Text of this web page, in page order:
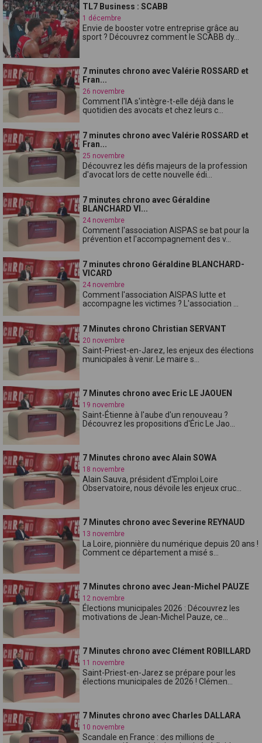
TL7 Business : SCABB
1 décembre
Envie de booster votre entreprise grâce au
sport ? Découvrez comment le SCABB dy...
7 minutes chrono avec Valérie ROSSARD et
Fran...
26 novembre
Comment l'IA s'intègre-t-elle déjà dans le
quotidien des avocats et chez leurs c...
7 minutes chrono avec Valérie ROSSARD et
Fran...
25 novembre
Découvrez les défis majeurs de la profession
d'avocat lors de cette nouvelle édi...
7 minutes chrono avec Géraldine
BLANCHARD VI...
24 novembre
Comment l'association AISPAS se bat pour la
prévention et l'accompagnement des v...
7 minutes chrono Géraldine BLANCHARD-
VICARD
24 novembre
Comment l'association AISPAS lutte et
accompagne les victimes ? L'association ...
7 Minutes chrono Christian SERVANT
20 novembre
Saint-Priest-en-Jarez, les enjeux des élections
municipales à venir. Le maire s...
7 Minutes chrono avec Eric LE JAOUEN
19 novembre
Saint-Étienne à l'aube d'un renouveau ?
Découvrez les propositions d'Éric Le Jao...
7 Minutes chrono avec Alain SOWA
18 novembre
Alain Sauva, président d'Emploi Loire
Observatoire, nous dévoile les enjeux cruc...
7 Minutes chrono avec Severine REYNAUD
13 novembre
La Loire, pionnière du numérique depuis 20 ans !
Comment ce département a misé s...
7 Minutes chrono avec Jean-Michel PAUZE
12 novembre
Élections municipales 2026 : Découvrez les
motivations de Jean-Michel Pauze, ce...
7 Minutes chrono avec Clément ROBILLARD
11 novembre
Saint-Priest-en-Jarez se prépare pour les
élections municipales de 2026 ! Clémen...
7 Minutes chrono avec Charles DALLARA
10 novembre
Scandale en France : des millions de